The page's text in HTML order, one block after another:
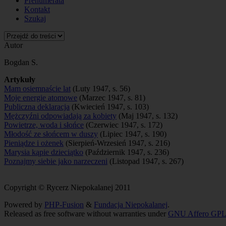
Kontakt
Szukaj
Autor
Bogdan S.
Artykuły
Mam osiemnaście lat (Luty 1947, s. 56)
Moje energie atomowe (Marzec 1947, s. 81)
Publiczna deklaracja (Kwiecień 1947, s. 103)
Mężczyźni odpowiadają za kobiety (Maj 1947, s. 132)
Powietrze, woda i słońce (Czerwiec 1947, s. 172)
Młodość ze słońcem w duszy (Lipiec 1947, s. 190)
Pieniądze i ożenek (Sierpień-Wrzesień 1947, s. 216)
Marysia kąpie dzieciątko (Październik 1947, s. 236)
Poznajmy siebie jako narzeczeni (Listopad 1947, s. 267)
Copyright © Rycerz Niepokalanej 2011
Powered by PHP-Fusion & Fundacja Niepokalanej.
Released as free software without warranties under GNU Affero GPL